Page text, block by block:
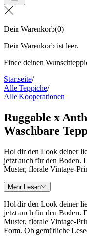
Dein Warenkorb(0)
Dein Warenkorb ist leer.
Finde deinen
Startseite/
Alle Teppiche/
Alle Kooperationen
Ruggable x
Waschbare
Hol dir den Look deiner
jetzt auch für den Boden.
Muster, florale Vintage-
Mehr Lesen
Hol dir den Look deiner
jetzt auch für den Boden.
Muster, florale Vintage-
Form. Ob gemütliche